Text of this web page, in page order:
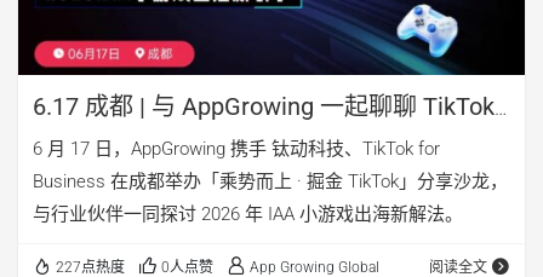
6.17 成都 | 与 AppGrowing 一起聊聊 TikTok
小游戏出海新打法
6 月 17 日，AppGrowing 携手 钛动科技、TikTok for
Business 在成都举办「乘势而上 · 掘金 TikTok」分享沙龙，
与行业伙伴一同探讨 2026 年 IAA 小游戏出海新解法。
227点热度 0人点赞 App Growing Global 阅读全文